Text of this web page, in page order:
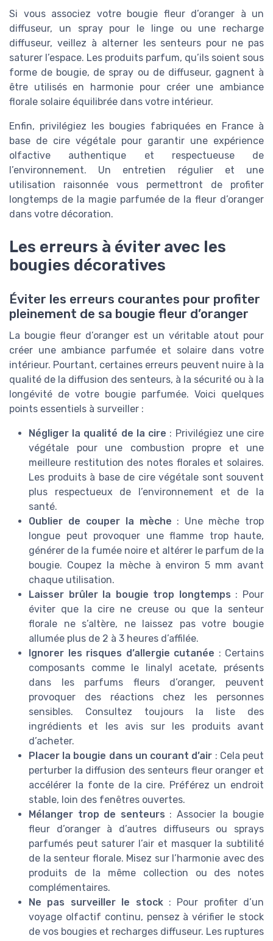
Si vous associez votre bougie fleur d’oranger à un
diffuseur, un spray pour le linge ou une recharge
diffuseur, veillez à alterner les senteurs pour ne pas
saturer l’espace. Les produits parfum, qu’ils soient sous
forme de bougie, de spray ou de diffuseur, gagnent à
être utilisés en harmonie pour créer une ambiance
florale solaire équilibrée dans votre intérieur.
Enfin, privilégiez les bougies fabriquées en France à
base de cire végétale pour garantir une expérience
olfactive authentique et respectueuse de
l’environnement. Un entretien régulier et une
utilisation raisonnée vous permettront de profiter
longtemps de la magie parfumée de la fleur d’oranger
dans votre décoration.
Les erreurs à éviter avec les
bougies décoratives
Éviter les erreurs courantes pour profiter
pleinement de sa bougie fleur d’oranger
La bougie fleur d’oranger est un véritable atout pour
créer une ambiance parfumée et solaire dans votre
intérieur. Pourtant, certaines erreurs peuvent nuire à la
qualité de la diffusion des senteurs, à la sécurité ou à la
longévité de votre bougie parfumée. Voici quelques
points essentiels à surveiller :
Négliger la qualité de la cire : Privilégiez une cire
végétale pour une combustion propre et une
meilleure restitution des notes florales et solaires.
Les produits à base de cire végétale sont souvent
plus respectueux de l’environnement et de la
santé.
Oublier de couper la mèche : Une mèche trop
longue peut provoquer une flamme trop haute,
générer de la fumée noire et altérer le parfum de la
bougie. Coupez la mèche à environ 5 mm avant
chaque utilisation.
Laisser brûler la bougie trop longtemps : Pour
éviter que la cire ne creuse ou que la senteur
florale ne s’altère, ne laissez pas votre bougie
allumée plus de 2 à 3 heures d’affilée.
Ignorer les risques d’allergie cutanée : Certains
composants comme le linalyl acetate, présents
dans les parfums fleurs d’oranger, peuvent
provoquer des réactions chez les personnes
sensibles. Consultez toujours la liste des
ingrédients et les avis sur les produits avant
d’acheter.
Placer la bougie dans un courant d’air : Cela peut
perturber la diffusion des senteurs fleur oranger et
accélérer la fonte de la cire. Préférez un endroit
stable, loin des fenêtres ouvertes.
Mélanger trop de senteurs : Associer la bougie
fleur d’oranger à d’autres diffuseurs ou sprays
parfumés peut saturer l’air et masquer la subtilité
de la senteur florale. Misez sur l’harmonie avec des
produits de la même collection ou des notes
complémentaires.
Ne pas surveiller le stock: Pour profiter d’un
voyage olfactif continu, pensez à vérifier le stock
de vos bougies et recharges diffuseur. Les ruptures